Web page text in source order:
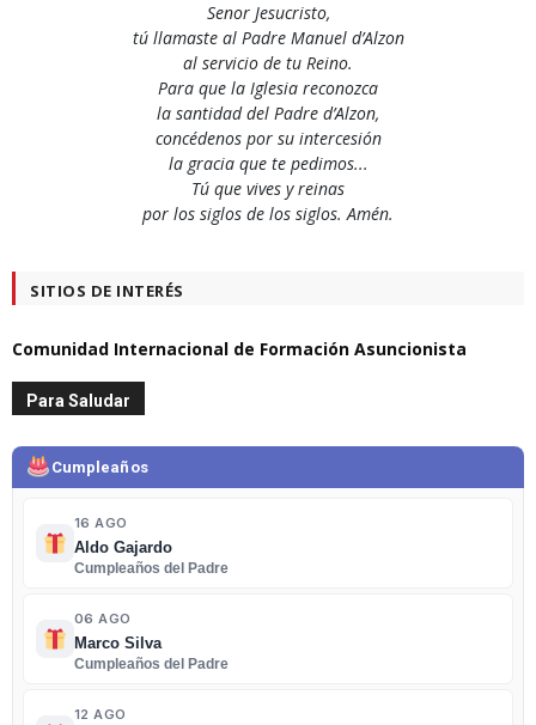
Senor Jesucristo,
tú llamaste al Padre Manuel d’Alzon
al servicio de tu Reino.
Para que la Iglesia reconozca
la santidad del Padre d’Alzon,
concédenos por su intercesión
la gracia que te pedimos...
Tú que vives y reinas
por los siglos de los siglos. Amén.
SITIOS DE INTERÉS
Comunidad Internacional de Formación Asuncionista
Para Saludar
Cumpleaños
16 AGO
Aldo Gajardo
Cumpleaños del Padre
06 AGO
Marco Silva
Cumpleaños del Padre
12 AGO